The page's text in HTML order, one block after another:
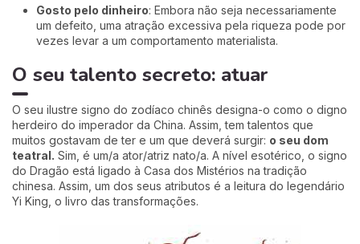
Gosto pelo dinheiro: Embora não seja necessariamente
um defeito, uma atração excessiva pela riqueza pode por
vezes levar a um comportamento materialista.
O seu talento secreto: atuar
O seu ilustre signo do zodíaco chinês designa-o como o digno
herdeiro do imperador da China. Assim, tem talentos que
muitos gostavam de ter e um que deverá surgir: o seu dom
teatral. Sim, é um/a ator/atriz nato/a. A nível esotérico, o signo
do Dragão está ligado à Casa dos Mistérios na tradição
chinesa. Assim, um dos seus atributos é a leitura do legendário
Yi King, o livro das transformações.